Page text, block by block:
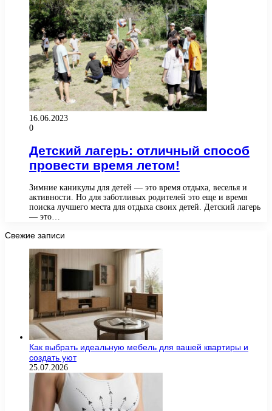
16.06.2023
0
Детский лагерь: отличный способ
провести время летом!
Зимние каникулы для детей — это время отдыха, веселья и
активности. Но для заботливых родителей это еще и время
поиска лучшего места для отдыха своих детей. Детский лагерь
— это…
Свежие записи
Как выбрать идеальную мебель для вашей квартиры и
создать уют
25.07.2026